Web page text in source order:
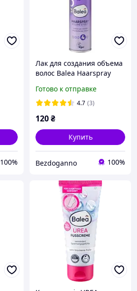
100%
Лак для создания объема
волос Balea Haarspray
Готово к отправке
4.7 (3)
120₴
Купить
Bezdoganno 100%